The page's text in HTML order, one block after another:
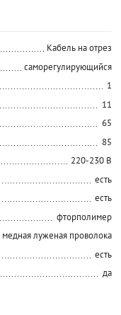
Кабель на отрез
саморегулирующийся
1
11
65
85
220-230 В
есть
есть
фторполимер
медная луженая проволока
есть
да